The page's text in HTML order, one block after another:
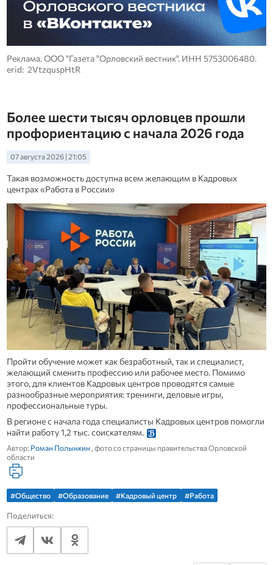
Реклама. ООО "Газета "Орловский вестник". ИНН 5753006480.
erid: 2VtzquspHtR
Более шести тысяч орловцев прошли
профориентацию с начала 2026 года
07 августа 2026 | 21:05
Такая возможность доступна всем желающим в Кадровых
центрах «Работа в России»
Пройти обучение может как безработный, так и специалист,
желающий сменить профессию или рабочее место. Помимо
этого, для клиентов Кадровых центров проводятся самые
разнообразные мероприятия: тренинги, деловые игры,
профессиональные туры.
В регионе с начала года специалисты Кадровых центров помогли
найти работу 1,2 тыс. соискателям.
Автор: Роман Полынкин , фото со страницы правительства Орловской
области
#Общество #Образование #Кадровый центр #Работа
Поделиться: